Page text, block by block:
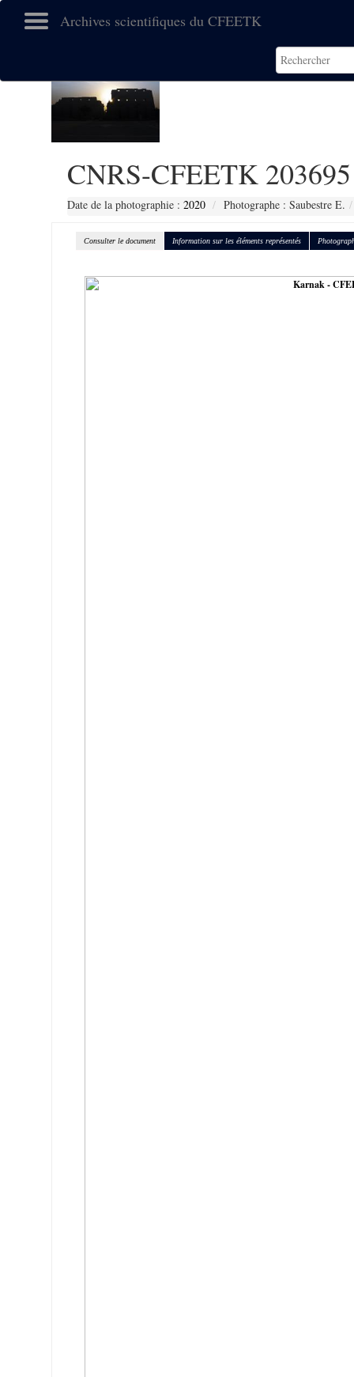
Archives scientifiques du CFEETK
CNRS-CFEETK 203695
Date de la photographie : 2020 Photographe : Saubestre E.
Consulter le document Information sur les éléments représentés